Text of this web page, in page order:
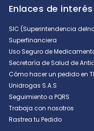
Enlaces de interés
SIC (Superintendencia
Superfinanciera
Uso Seguro de
Secretaría de Salud de
Cómo hacer un pedido en
Unidrogas S.A.S
Seguimiento a PQRS
Trabaja con nosotros
Rastrea tu Pedido